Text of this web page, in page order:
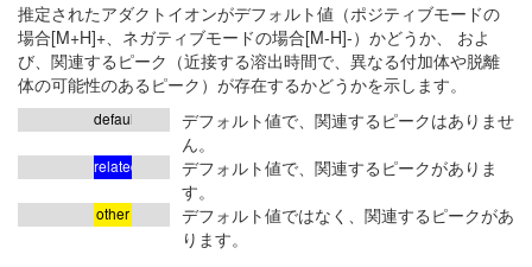
推定されたアダクトイオンがデフォルト値（ポジティブモードの
場合[M+H]+、ネガティブモードの場合[M-H]-）かどうか、 およ
び、関連するピーク（近接する溶出時間で、異なる付加体や脱離
体の可能性のあるピーク）が存在するかどうかを示します。
default
デフォルト値で、関連するピークはありませ
ん。
related
デフォルト値で、関連するピークがありま
す。
other
デフォルト値ではなく、関連するピークがあ
ります。